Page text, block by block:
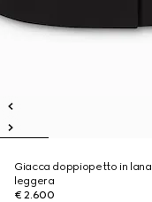
Giacca doppiopetto in lana
leggera
€ 2.600